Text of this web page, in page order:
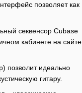
позволяет как
секвенсор Cubase
кабинете на сайте
позволит идеально
гитару.